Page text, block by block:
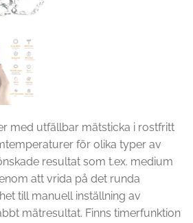
med utfällbar mätsticka i rostfritt
för olika typer av
resultat som t.ex. medium
att vrida på det runda
till manuell inställning av
mätresultat. Finns timerfunktion